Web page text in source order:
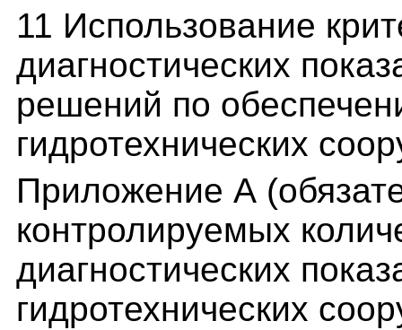
11 Использование
диагностических
решений по
гидротехнических
Приложение А
контролируемых
диагностических
гидротехнических